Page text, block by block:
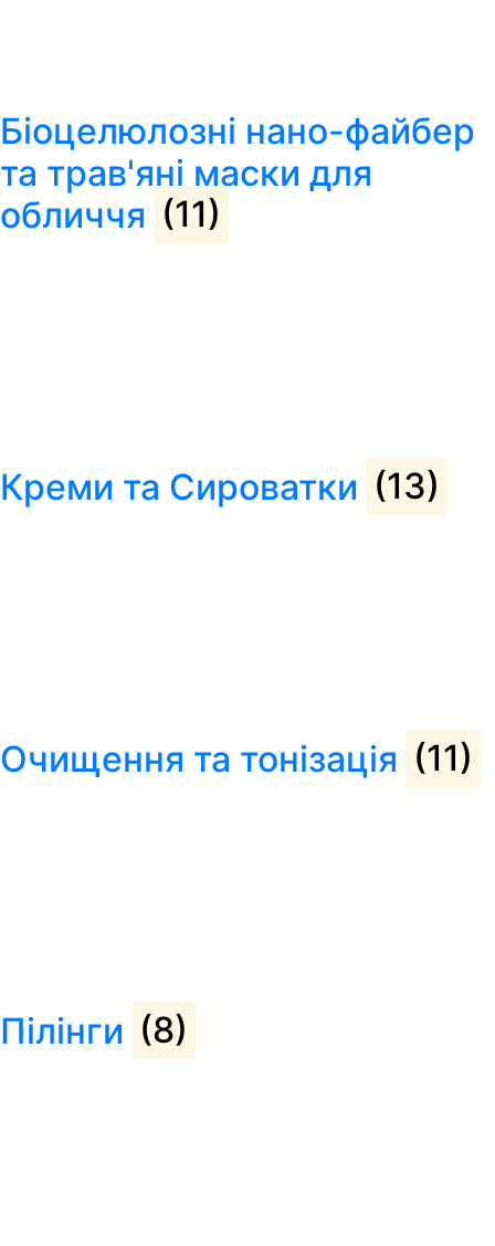
Біоцелюлозні нано-файбер
та трав'яні маски для
обличчя (11)
Креми та Сироватки (13)
Очищення та тонізація (11)
Пілінги (8)